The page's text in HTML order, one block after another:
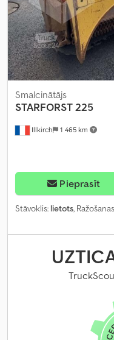
Illkirch 1 465 km
Smalcinātājs
STARFORST 225
Pieprasīt
Stāvoklis: lietots,